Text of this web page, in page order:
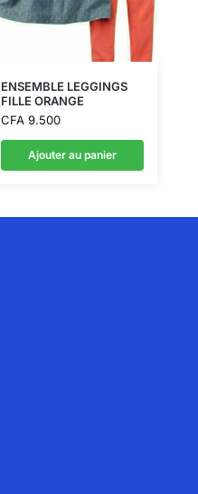
ENSEMBLE LEGGINGS
FILLE ORANGE
CFA9.500
Ajouter au panier